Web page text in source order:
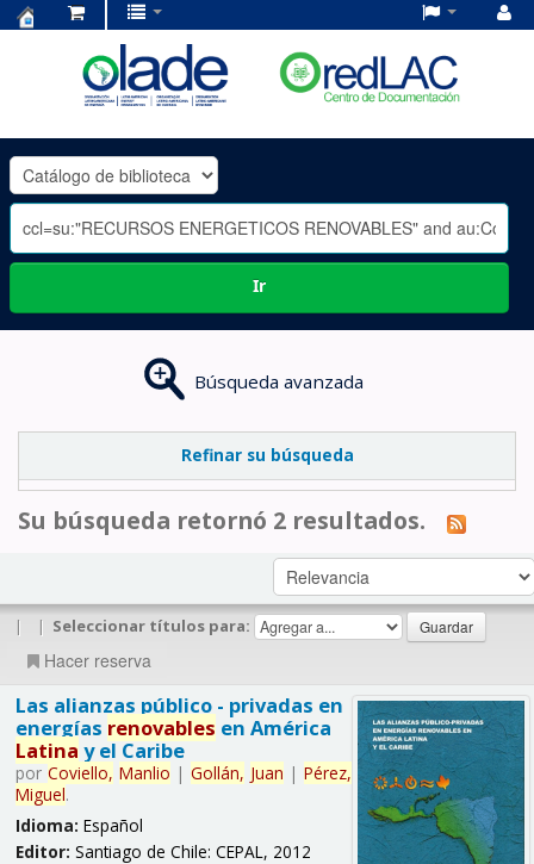
OLADE
-
Ir
Búsqueda avanzada
Refinar su búsqueda
Su búsqueda retornó 2 resultados.
| | Seleccionar títulos para:
Hacer reserva
Las alianzas público - privadas en
energías renovables en América
Latina y el Caribe
por Coviello, Manlio | Gollán, Juan | Pérez,
Miguel.
Idioma: Español
Editor: Santiago de Chile: CEPAL, 2012